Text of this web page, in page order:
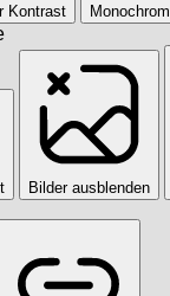
Kontrast Monochrom
Bilder ausblenden